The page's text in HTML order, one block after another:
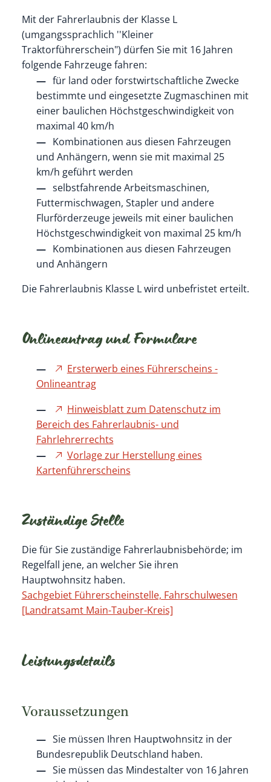
Mit der Fahrerlaubnis der Klasse L
(umgangssprachlich ''Kleiner
Traktorführerschein") dürfen Sie mit 16 Jahren
folgende Fahrzeuge fahren:
für land oder forstwirtschaftliche Zwecke
bestimmte und eingesetzte Zugmaschinen mit
einer baulichen Höchstgeschwindigkeit von
maximal 40 km/h
Kombinationen aus diesen Fahrzeugen
und Anhängern, wenn sie mit maximal 25
km/h geführt werden
selbstfahrende Arbeitsmaschinen,
Futtermischwagen, Stapler und andere
Flurförderzeuge jeweils mit einer baulichen
Höchstgeschwindigkeit von maximal 25 km/h
Kombinationen aus diesen Fahrzeugen
und Anhängern
Die Fahrerlaubnis Klasse L wird unbefristet erteilt.
Onlineantrag und Formulare
Ersterwerb eines Führerscheins -
Onlineantrag
Hinweisblatt zum Datenschutz im
Bereich des Fahrerlaubnis- und
Fahrlehrerrechts
Vorlage zur Herstellung eines
Kartenführerscheins
Zuständige Stelle
Die für Sie zuständige Fahrerlaubnisbehörde; im
Regelfall jene, an welcher Sie ihren
Hauptwohnsitz haben.
Sachgebiet Führerscheinstelle, Fahrschulwesen
[Landratsamt Main-Tauber-Kreis]
Leistungsdetails
Voraussetzungen
Sie müssen Ihren Hauptwohnsitz in der
Bundesrepublik Deutschland haben.
Sie müssen das Mindestalter von 16 Jahren